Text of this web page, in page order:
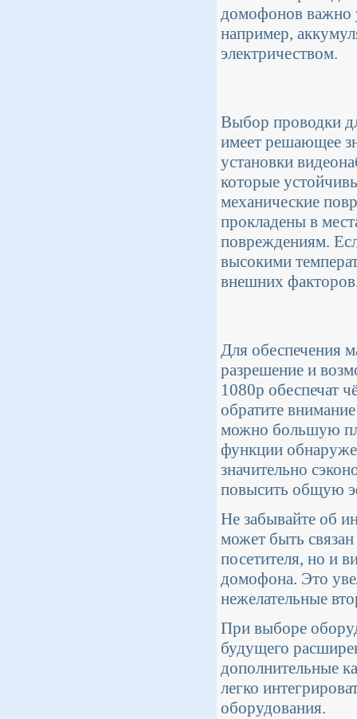
домофонов важно
например,
электричеством.
Выбор проводки
имеет решающее
установки
которые
механические
прокладены в
повреждениям.
высокими
внешних
Для обеспечения
разрешение и
1080p обеспечат
обратите
можно большую
функции
значительно
повысить общую
Не забывайте об
может быть
посетителя, но и
домофона. Это
нежелательные
При выборе
будущего
дополнительные
легко
оборудования.